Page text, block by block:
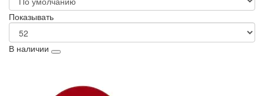
Показывать
В наличии